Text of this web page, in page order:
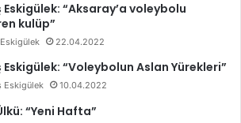
Eskigülek: “Aksaray’a voleybolu
kulüp”
22.04.2022
Eskigülek: “Voleybolun Aslan Yürekleri”
Eskigülek 10.04.2022
“Yeni Hafta”